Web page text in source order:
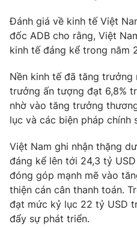
Đánh giá về kinh tế Việt
đốc ADB cho rằng, Việt
kinh tế đáng kể trong năm
Nền kinh tế đã tăng trưởng
trưởng ấn tượng đạt 6,8%
nhờ vào tăng trưởng
lục và các biện pháp chính
Việt Nam ghi nhận thặng
đáng kể lên tới 24,3 tỷ
đóng góp mạnh mẽ vào
thiện cán cân thanh toán.
đạt mức kỷ lục 22 tỷ USD
đẩy sự phát triển.